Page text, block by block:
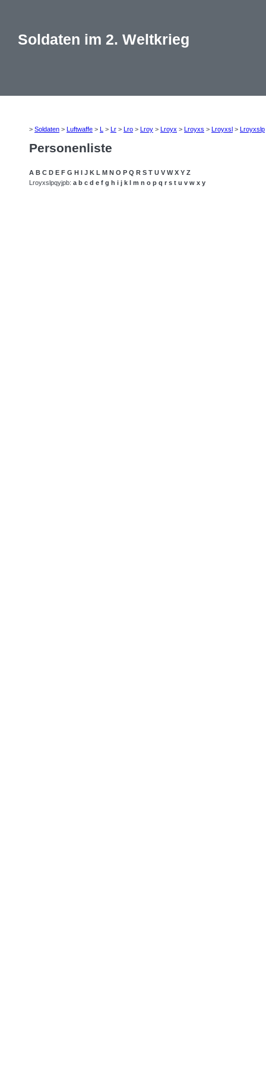
Soldaten im 2. Weltkrieg
> Soldaten > Luftwaffe > L > Lr > Lro > Lroy > Lroyx > Lroyxs > Lroyxsl > Lroyxslp
Personenliste
A B C D E F G H I J K L M N O P Q R S T U V W X Y Z
Lroyxslpqyjpb: a b c d e f g h i j k l m n o p q r s t u v w x y